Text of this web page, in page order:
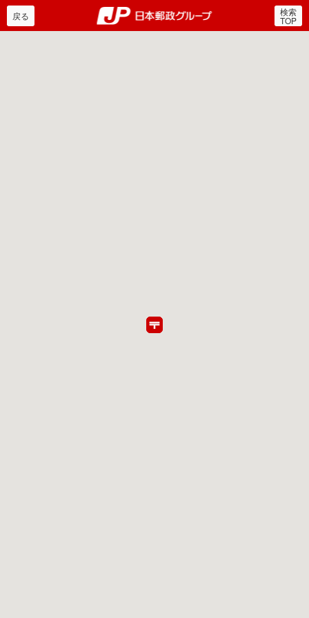
郵便局・日本郵政グルー
戻る 検索
TOP